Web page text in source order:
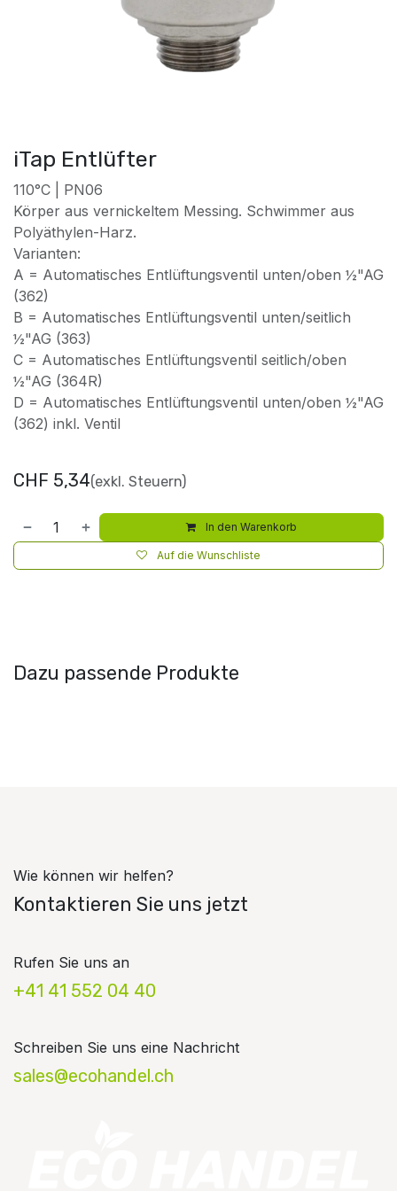
iTap Entlüfter
110°C | PN06
Körper aus vernickeltem Messing. Schwimmer aus
Polyäthylen-Harz.
Varianten:
A = Automatisches Entlüftungsventil unten/oben ½"AG
(362)
B = Automatisches Entlüftungsventil unten/seitlich
½"AG (363)
C = Automatisches Entlüftungsventil seitlich/oben
½"AG (364R)
D = Automatisches Entlüftungsventil unten/oben ½"AG
(362) inkl. Ventil
CHF 5,34(exkl. Steuern)
In den Warenkorb
Auf die Wunschliste
Dazu passende Produkte
Wie können wir helfen?
Kontaktieren Sie uns jetzt
Rufen Sie uns an
+41 41 552 04 40
Schreiben Sie uns eine Nachricht
sales@ecohandel.ch